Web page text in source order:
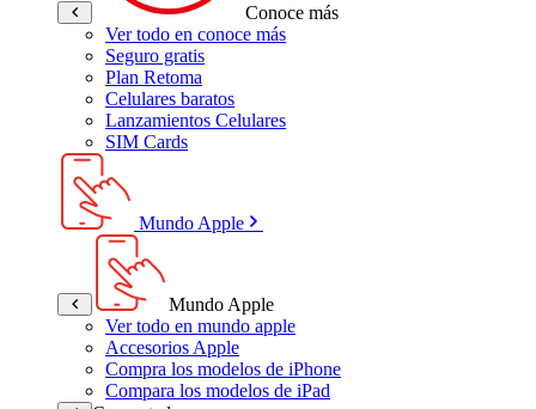
Conoce más
Ver todo en conoce más
Seguro gratis
Plan Retoma
Celulares baratos
Lanzamientos Celulares
SIM Cards
Mundo Apple
Mundo Apple
Ver todo en mundo apple
Accesorios Apple
Compra los modelos de iPhone
Compara los modelos de iPad